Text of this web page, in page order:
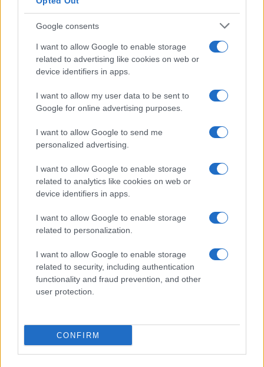
Google consents
I want to allow Google to enable storage
related to advertising like cookies on web or
device identifiers in apps.
I want to allow my user data to be sent to
Google for online advertising purposes.
I want to allow Google to send me
personalized advertising.
I want to allow Google to enable storage
related to analytics like cookies on web or
device identifiers in apps.
I want to allow Google to enable storage
related to personalization.
I want to allow Google to enable storage
related to security, including authentication
functionality and fraud prevention, and other
user protection.
CONFIRM
11:38
Το κομμάτι πύραυλου που προσέκρουσε
στη Σελήνη γίνεται χρυσή ευκαιρία
μελέτης για ειδικούς επιστήμονες
Η Ινδία χτυπά την πόρτα μαχητού 6ης
γενιάς μέσω του διαδόχου FCAS
Στρατιωτική παρεμβολή GPS συνδέεται
με συντριβή αεροσκάφους στο Νέο
Μεξικό με 4 νεκρούς;